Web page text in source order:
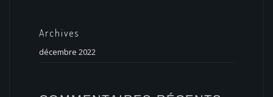
Archives
décembre 2022